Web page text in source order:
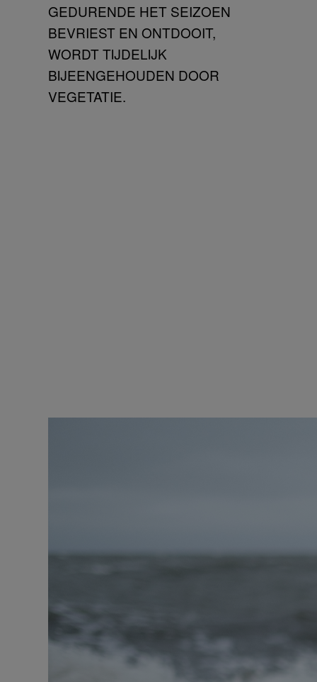
GEDURENDE HET SEIZOEN
BEVRIEST EN ONTDOOIT,
WORDT TIJDELIJK
BIJEENGEHOUDEN DOOR
VEGETATIE.